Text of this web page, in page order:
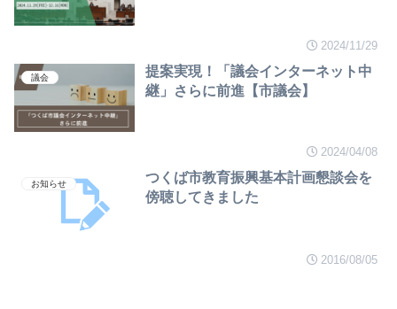
2024/11/29
議会
提案実現！「議会インターネット中
継」さらに前進【市議会】
2024/04/08
お知らせ
つくば市教育振興基本計画懇談会を
傍聴してきました
2016/08/05